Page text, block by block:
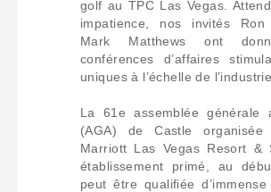
golf au TPC Las Vegas.
impatience, nos invités
Mark Matthews ont
conférences d’affaires
uniques à l’échelle de l’industrie.
La 61e assemblée générale
(AGA) de Castle
Marriott Las Vegas Resort &
établissement primé, au
peut être qualifiée d’immense